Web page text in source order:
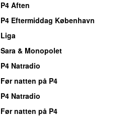
P4 Aften
P4 Eftermiddag København
Liga
Sara & Monopolet
P4 Natradio
Før natten på P4
P4 Natradio
Før natten på P4